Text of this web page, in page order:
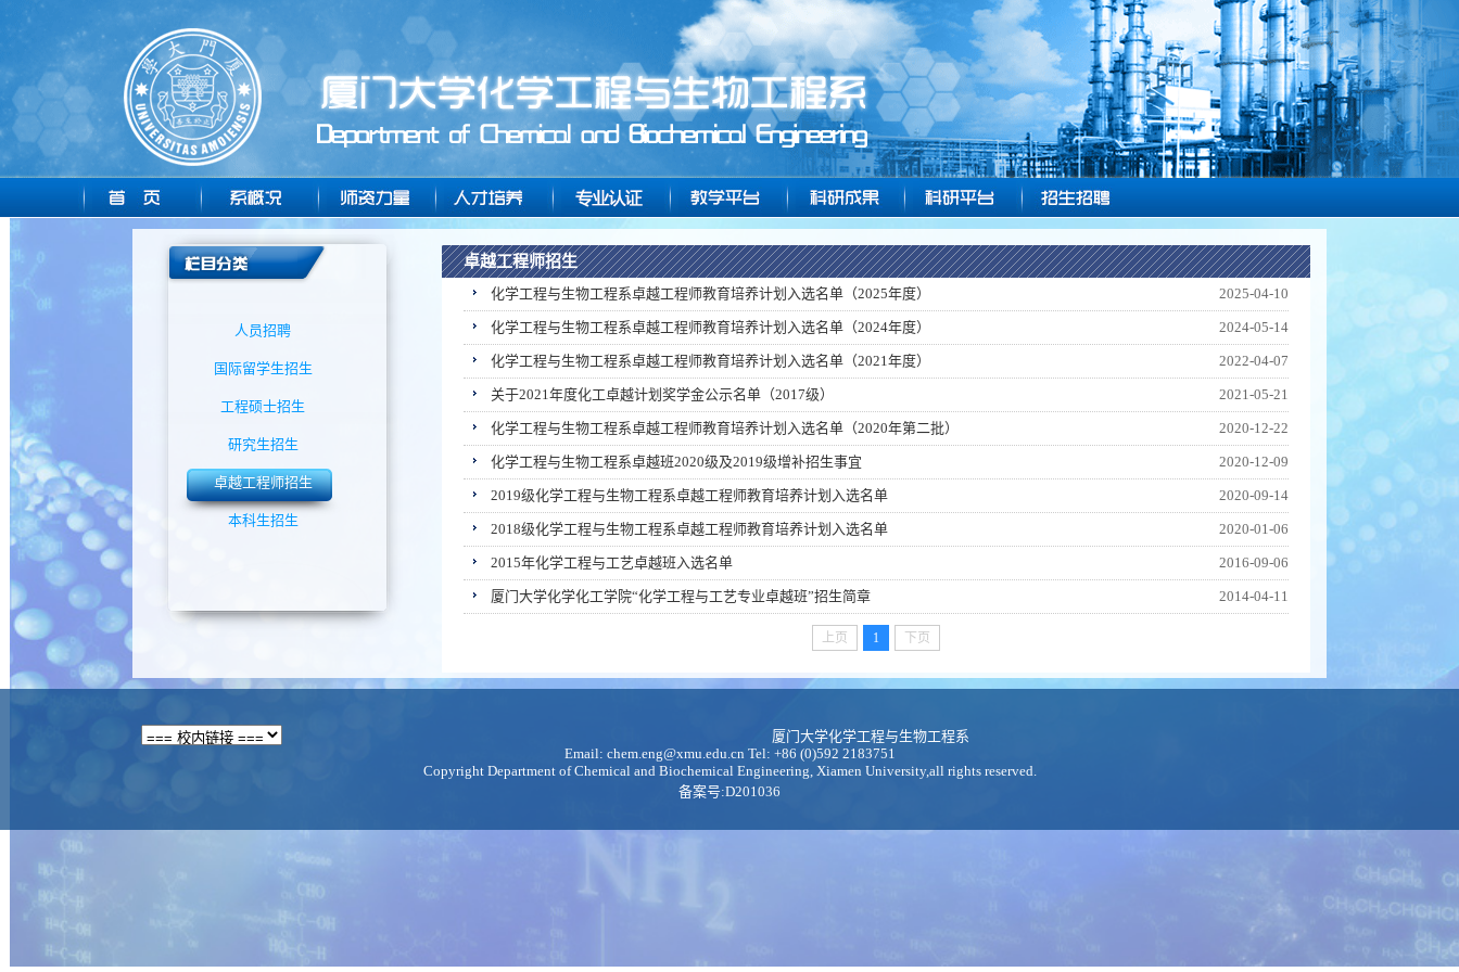
人员招聘
国际留学生招生
工程硕士招生
研究生招生
卓越工程师招生
本科生招生
卓越工程师招生
化学工程与生物工程系卓越工程师教育培养计划入选名单（2025年度） 2025-04-10
化学工程与生物工程系卓越工程师教育培养计划入选名单（2024年度） 2024-05-14
化学工程与生物工程系卓越工程师教育培养计划入选名单（2021年度） 2022-04-07
关于2021年度化工卓越计划奖学金公示名单（2017级） 2021-05-21
化学工程与生物工程系卓越工程师教育培养计划入选名单（2020年第二批） 2020-12-22
化学工程与生物工程系卓越班2020级及2019级增补招生事宜 2020-12-09
2019级化学工程与生物工程系卓越工程师教育培养计划入选名单 2020-09-14
2018级化学工程与生物工程系卓越工程师教育培养计划入选名单 2020-01-06
2015年化学工程与工艺卓越班入选名单 2016-09-06
厦门大学化学化工学院“化学工程与工艺专业卓越班”招生简章 2014-04-11
上页 1 下页
厦门大学化学工程与生物工程系
Email: chem.eng@xmu.edu.cn Tel: +86 (0)592 2183751
Copyright Department of Chemical and Biochemical Engineering, Xiamen University,all rights reserved.
备案号:D201036